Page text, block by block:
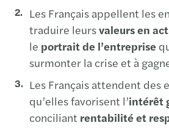
Les Français appellent les
traduire leursvaleurs en
le portrait de l’entreprise
surmonter la crise et à
Les Français attendent des
qu’elles favorisent l’intérêt
conciliant rentabilité et